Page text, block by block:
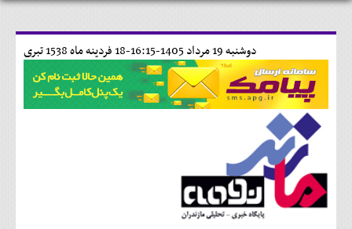
18 فردينه ماه 1538 تبری دوشنبه 19 مرداد 1405-16:15-